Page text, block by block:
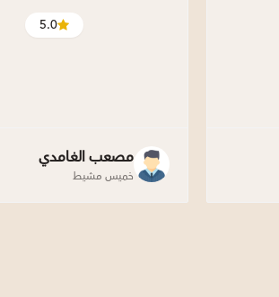
5.0
مصعب الغامدي
خميس مشيط